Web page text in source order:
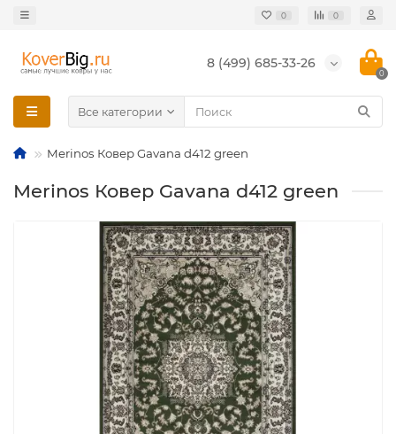
0 0
8 (499) 685-33-26
0
Все категории
Merinos Ковер Gavana d412 green
Merinos Ковер Gavana d412 green